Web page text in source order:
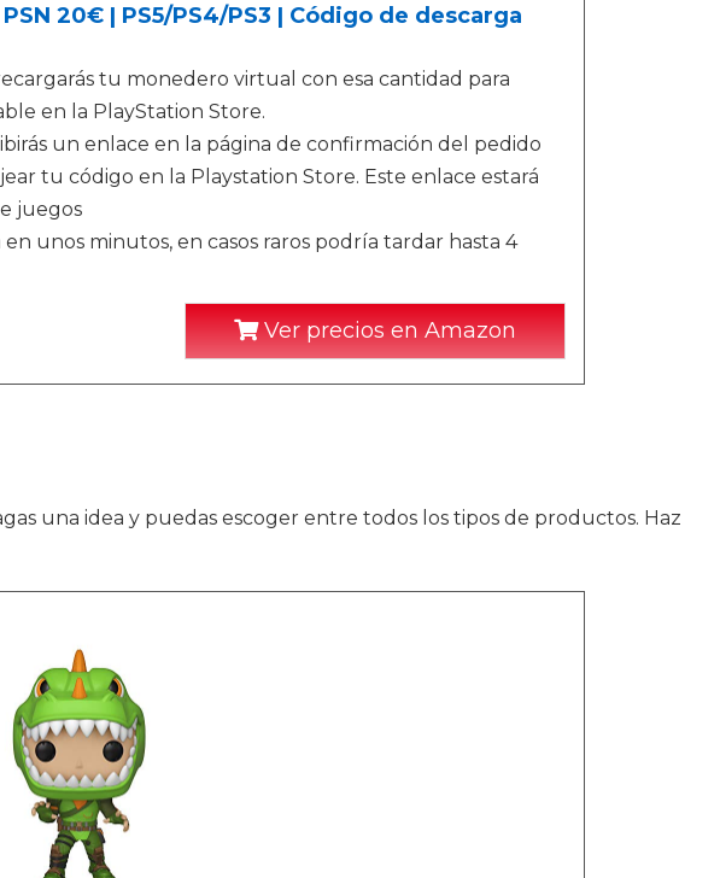
20€ | PS5/PS4/PS3 | Código de descarga
tu monedero virtual con esa cantidad para
en la PlayStation Store.
un enlace en la página de confirmación del pedido
tu código en la Playstation Store. Este enlace estará
juegos
unos minutos, en casos raros podría tardar hasta 4
Ver precios en Amazon
una idea y puedas escoger entre todos los tipos de productos. Haz